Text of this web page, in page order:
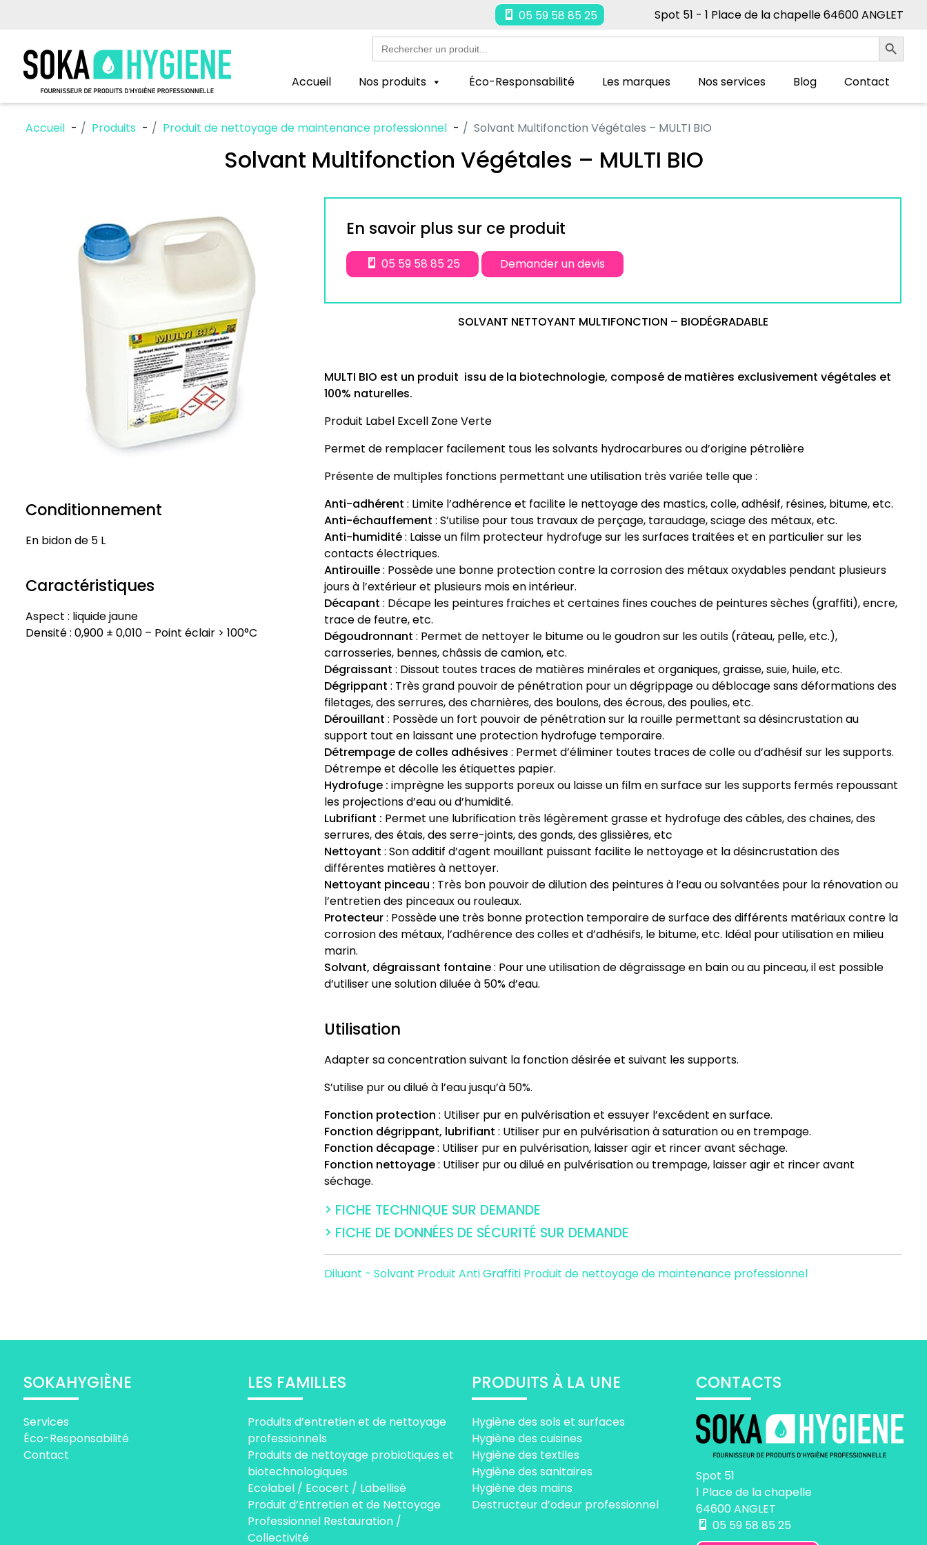
05 59 58 85 25
Spot 51 - 1 Place de la chapelle 64600 ANGLET
Search
for:
Search Button
Accueil Nos produits Éco-Responsabilité Les marques Nos services Blog Contact
Accueil Produits Produit de nettoyage de maintenance professionnel Solvant Multifonction Végétales – MULTI BIO
Solvant Multifonction Végétales – MULTI BIO
Conditionnement
En bidon de 5 L
Caractéristiques
Aspect : liquide jaune
Densité : 0,900 ± 0,010 – Point éclair > 100°C
En savoir plus sur ce produit
05 59 58 85 25 Demander un devis
SOLVANT NETTOYANT MULTIFONCTION – BIODÉGRADABLE
MULTI BIO est un produit issu de la biotechnologie, composé de matières exclusivement végétales et
100% naturelles.
Produit Label Excell Zone Verte
Permet de remplacer facilement tous les solvants hydrocarbures ou d’origine pétrolière
Présente de multiples fonctions permettant une utilisation très variée telle que :
Anti-adhérent : Limite l’adhérence et facilite le nettoyage des mastics, colle, adhésif, résines, bitume, etc.
Anti-échauffement : S’utilise pour tous travaux de perçage, taraudage, sciage des métaux, etc.
Anti-humidité: Laisse un film protecteur hydrofuge sur les surfaces traitées et en particulier sur les
contacts électriques.
Antirouille: Possède une bonne protection contre la corrosion des métaux oxydables pendant plusieurs
jours à l’extérieur et plusieurs mois en intérieur.
Décapant : Décape les peintures fraiches et certaines fines couches de peintures sèches (graffiti), encre,
trace de feutre, etc.
Dégoudronnant : Permet de nettoyer le bitume ou le goudron sur les outils (râteau, pelle, etc.),
carrosseries, bennes, châssis de camion, etc.
Dégraissant : Dissout toutes traces de matières minérales et organiques, graisse, suie, huile, etc.
Dégrippant : Très grand pouvoir de pénétration pour un dégrippage ou déblocage sans déformations des
filetages, des serrures, des charnières, des boulons, des écrous, des poulies, etc.
Dérouillant : Possède un fort pouvoir de pénétration sur la rouille permettant sa désincrustation au
support tout en laissant une protection hydrofuge temporaire.
Détrempage de colles adhésives : Permet d’éliminer toutes traces de colle ou d’adhésif sur les supports.
Détrempe et décolle les étiquettes papier.
Hydrofuge : imprègne les supports poreux ou laisse un film en surface sur les supports fermés repoussant
les projections d’eau ou d’humidité.
Lubrifiant : Permet une lubrification très légèrement grasse et hydrofuge des câbles, des chaines, des
serrures, des étais, des serre-joints, des gonds, des glissières, etc
Nettoyant : Son additif d’agent mouillant puissant facilite le nettoyage et la désincrustation des
différentes matières à nettoyer.
Nettoyant pinceau : Très bon pouvoir de dilution des peintures à l’eau ou solvantées pour la rénovation ou
l’entretien des pinceaux ou rouleaux.
Protecteur: Possède une très bonne protection temporaire de surface des différents matériaux contre la
corrosion des métaux, l’adhérence des colles et d’adhésifs, le bitume, etc. Idéal pour utilisation en milieu
marin.
Solvant, dégraissant fontaine: Pour une utilisation de dégraissage en bain ou au pinceau, il est possible
d’utiliser une solution diluée à 50% d’eau.
Utilisation
Adapter sa concentration suivant la fonction désirée et suivant les supports.
S’utilise pur ou dilué à l’eau jusqu’à 50%.
Fonction protection : Utiliser pur en pulvérisation et essuyer l’excédent en surface.
Fonction dégrippant, lubrifiant : Utiliser pur en pulvérisation à saturation ou en trempage.
Fonction décapage: Utiliser pur en pulvérisation, laisser agir et rincer avant séchage.
Fonction nettoyage: Utiliser pur ou dilué en pulvérisation ou trempage, laisser agir et rincer avant
séchage.
> FICHE TECHNIQUE SUR DEMANDE
> FICHE DE DONNÉES DE SÉCURITÉ SUR DEMANDE
Diluant - Solvant Produit Anti Graffiti Produit de nettoyage de maintenance professionnel
SOKAHYGIÈNE
Services
Éco-Responsabilité
Contact
LES FAMILLES
Produits d’entretien et de nettoyage
professionnels
Produits de nettoyage probiotiques et
biotechnologiques
Ecolabel / Ecocert / Labellisé
Produit d’Entretien et de Nettoyage
Professionnel Restauration /
Collectivité
PRODUITS À LA UNE
Hygiène des sols et surfaces
Hygiène des cuisines
Hygiène des textiles
Hygiène des sanitaires
Hygiène des mains
Destructeur d’odeur professionnel
CONTACTS
Spot 51
1 Place de la chapelle
64600 ANGLET
05 59 58 85 25